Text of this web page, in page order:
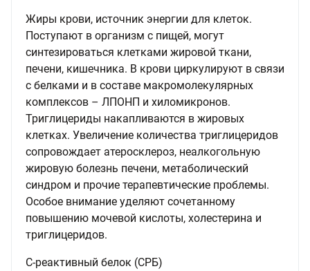
Жиры крови, источник энергии для клеток.
Поступают в организм с пищей, могут
синтезироваться клетками жировой ткани,
печени, кишечника. В крови циркулируют в связи
с белками и в составе макромолекулярных
комплексов – ЛПОНП и хиломикронов.
Триглицериды накапливаются в жировых
клетках. Увеличение количества триглицеридов
сопровождает атеросклероз, неалкогольную
жировую болезнь печени, метаболический
синдром и прочие терапевтические проблемы.
Особое внимание уделяют сочетанному
повышению мочевой кислоты, холестерина и
триглицеридов.
С-реактивный белок (СРБ)